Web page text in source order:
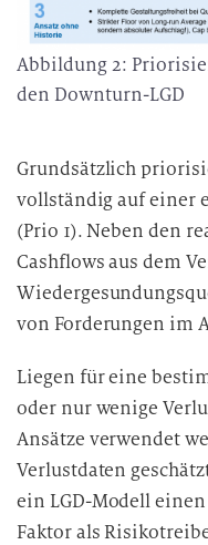
b
e
i
t
g
Abbildung 2:
den Downturn-LGD
Grundsätzlich
vollständig auf einer
(Prio 1). Neben den
Cashflows aus dem
von Forderungen im
Liegen für eine
oder nur wenige
Ansätze verwendet
Verlustdaten
ein LGD-Modell
Faktor als